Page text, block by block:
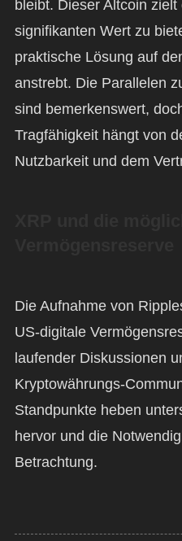
bleibt. Dieser Altcoin
signifikanten Wert zu
praktische Lösung auf
anstrebt. Die Parallelen
sind bemerkenswert,
Tragfähigkeit hängt von
Nutzbarkeit und dem
Die Aufnahme von
US-digitale
laufender Diskussionen
Kryptowährungs-
Standpunkte heben
hervor und die
Betrachtung.